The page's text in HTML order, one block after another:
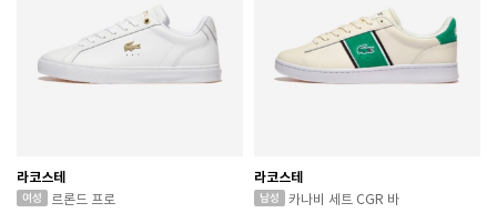
라코스테
르론드 프로
라코스테
카나비 세트 CGR 바